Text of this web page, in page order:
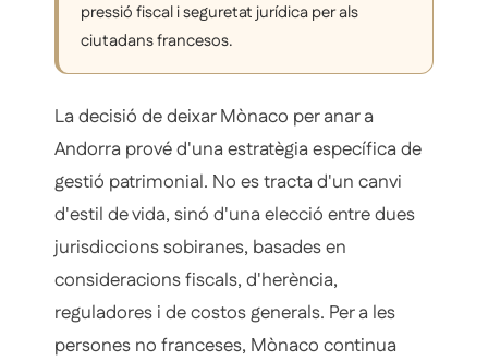
pressió fiscal i seguretat jurídica per als
ciutadans francesos.
La decisió de deixar Mònaco per anar a
Andorra prové d'una estratègia específica de
gestió patrimonial. No es tracta d'un canvi
d'estil de vida, sinó d'una elecció entre dues
jurisdiccions sobiranes, basades en
consideracions fiscals, d'herència,
reguladores i de costos generals. Per a les
persones no franceses, Mònaco continua